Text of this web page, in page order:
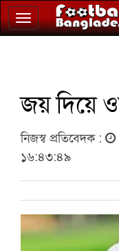
Toggle
navigation
জয় দিয়ে
নিজস্ব প্রতিবেদক :
১৬:৪৩:৪৯